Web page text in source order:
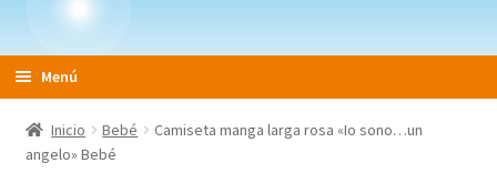
a
navegación
al
contenido
Menú
Home
Inicio Bebé
Camiseta manga larga rosa «Io sono…un
angelo» Bebé